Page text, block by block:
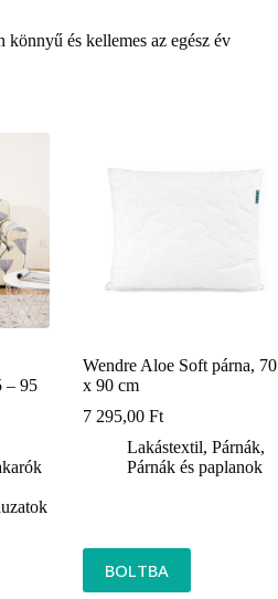
és kellemes az egész év
– 95
Wendre Aloe Soft párna, 70
x 90 cm
7 295,00Ft
Lakástextil,Párnák,
Párnák és paplanok
BOLTBA